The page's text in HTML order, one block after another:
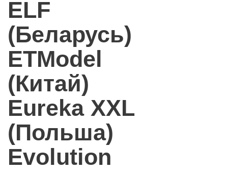
ELF
(Беларусь)
ETModel
(Китай)
Eureka XXL
(Польша)
Evolution